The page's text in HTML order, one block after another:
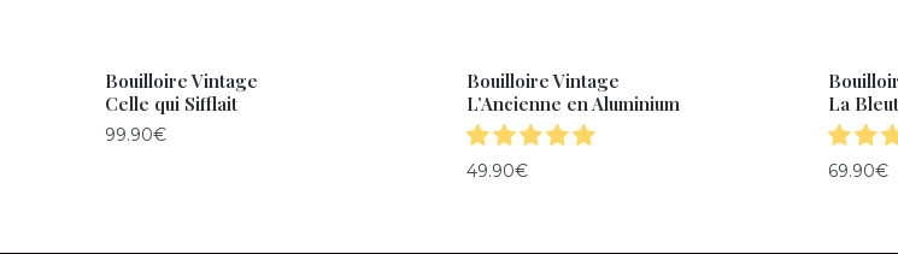
Bouilloire Vintage
Celle qui Sifflait
99.90€
Bouilloire Vintage
L’Ancienne en Aluminium
49.90€
La
69.90€